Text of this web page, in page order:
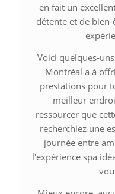
en fait un
détente et de
Voici quelques-
Montréal a à
prestations pour
meilleur
ressourcer que
recherchiez une
journée entre
l'expérience spa